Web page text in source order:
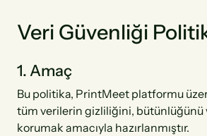
Veri Güvenliği
1. Amaç
Bu politika, PrintMeet platformu
tüm verilerin gizliliğini, bütünlüğünü
korumak amacıyla hazırlanmıştır.